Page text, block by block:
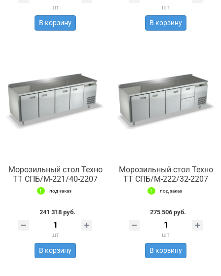
шт
В корзину
шт
В корзину
Морозильный стол Техно
ТТ СПБ/М-221/40-2207
под заказ
241 318 руб.
шт
В корзину
Морозильный стол Техно
ТТ СПБ/М-222/32-2207
под заказ
275 506 руб.
шт
В корзину